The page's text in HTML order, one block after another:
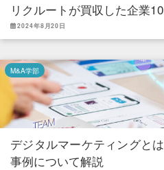
リクルートが買収した企業
2024年8月20日
M&A学部
デジタルマーケティングと
事例について解説